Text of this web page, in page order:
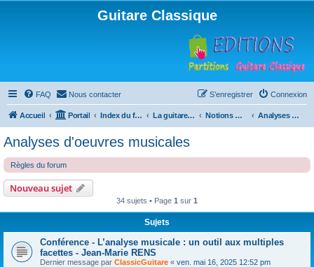
Guitare Classique
FAQ Nous contacter Connexion
S’enregistrer
Accueil Portail Index du forum La guitare : instrument, cours et théorie Notions musicales Analyses d'oeuvres musicales
Analyses d'oeuvres musicales
Règles du forum
Nouveau sujet
34 sujets • Page 1 sur 1
Sujets
Conférence - L’analyse musicale : un outil aux multiples
facettes - Jean-Marie RENS
Dernier message par ClassicGuitare « ven. mai 16, 2025 12:52 pm